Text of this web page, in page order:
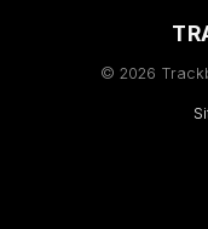
© 2026